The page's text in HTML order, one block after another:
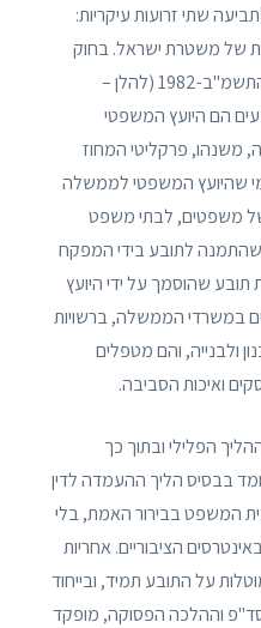
שתי זרועות עיקריות:
של משטרת ישראל. בחוק
סדר הדין הפלילי [נוסח משולב], התשמ"ב-1982 (להלן –
הם היועץ המשפטי
משנהו, פרקליטי המחוז
שהיועץ המשפטי לממשלה
של משפטים, לבתי משפט
לתובע בידי המפקח
בהגדרת תובע שהוסמך על ידי היועץ
במשרדי הממשלה, ברשויות
ולבנייה, והם מטפלים
ואיכות הסביבה.
הפלילי ובתוך כך
בבסיס הליך ההעמדה לדין
המשפט בבירור האמת, בלי
הציבוריים. אחריות
על התובע תמיד, ובייחוד
וההלכה הפסוקה, מופקד